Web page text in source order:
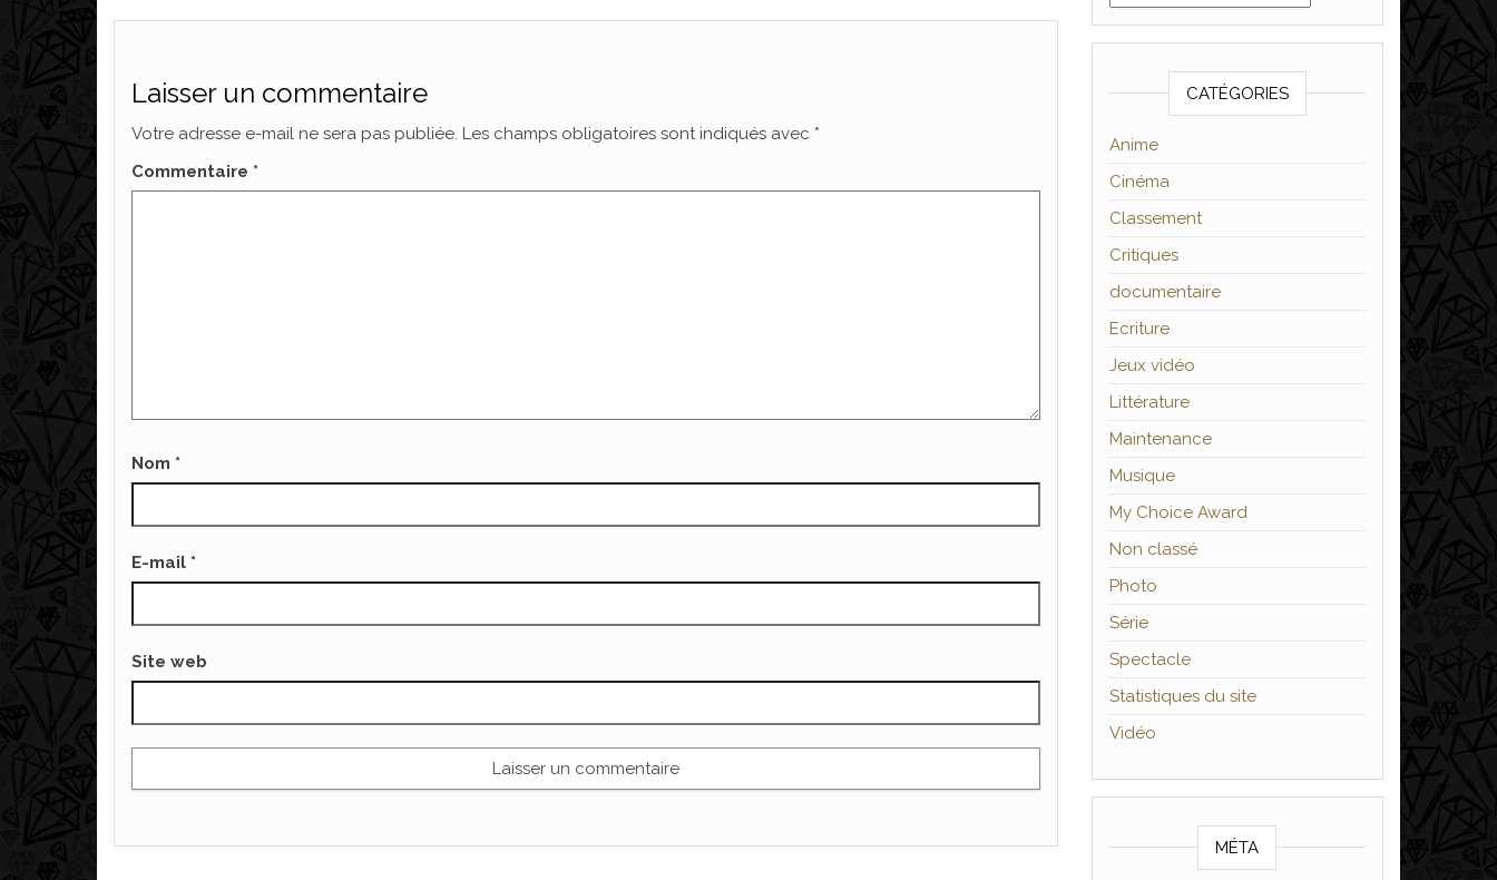
Laisser un commentaire
Votre adresse e-mail ne sera pas publiée. Les champs obligatoires sont indiqués avec *
Commentaire *
Nom *
E-mail *
Site web
CATÉGORIES
Anime
Cinéma
Classement
Critiques
documentaire
Ecriture
Jeux vidéo
Littérature
Maintenance
Musique
My Choice Award
Non classé
Photo
Série
Spectacle
Statistiques du site
Vidéo
MÉTA